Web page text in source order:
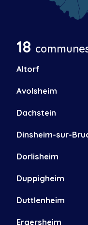
18
Altorf
Avolsheim
Dachstein
Dinsheim-sur-
Dorlisheim
Duppigheim
Duttlenheim
Ergersheim